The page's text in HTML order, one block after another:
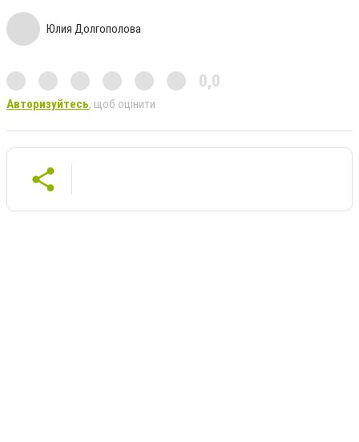
Юлия Долгополова
0,0
Авторизуйтесь, щоб оцінити